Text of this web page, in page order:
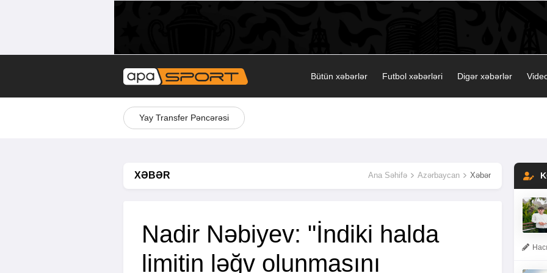
Bütün xəbərlər Futbol xəbərləri Digər xəbərlər
Yay Transfer Pəncərəsi
XƏBƏR Ana Səhifə Azərbaycan Xəbər
Nadir Nəbiyev: "İndiki halda
limitin ləğv olunmasını